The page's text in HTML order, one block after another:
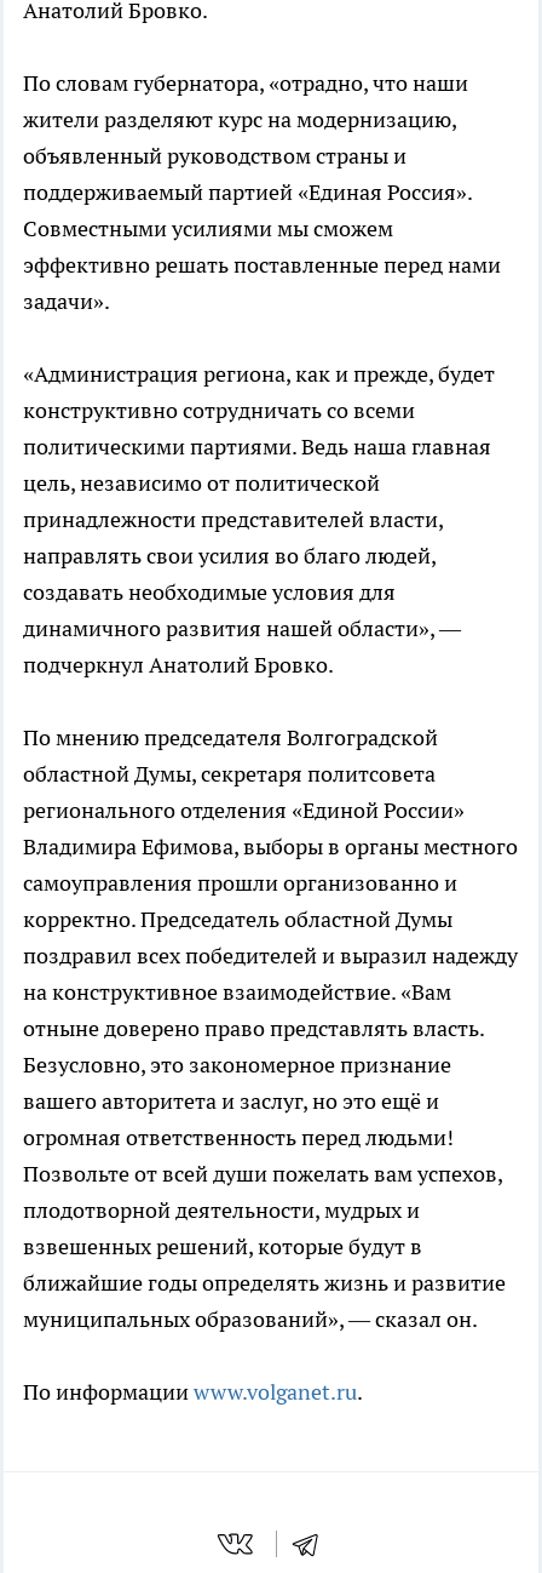
Анатолий Бровко.
По словам губернатора, «отрадно, что наши
жители разделяют курс на модернизацию,
объявленный руководством страны и
поддерживаемый партией «Единая Россия».
Совместными усилиями мы сможем
эффективно решать поставленные перед нами
задачи».
«Администрация региона, как и прежде, будет
конструктивно сотрудничать со всеми
политическими партиями. Ведь наша главная
цель, независимо от политической
принадлежности представителей власти,
направлять свои усилия во благо людей,
создавать необходимые условия для
динамичного развития нашей области», —
подчеркнул Анатолий Бровко.
По мнению председателя Волгоградской
областной Думы, секретаря политсовета
регионального отделения «Единой России»
Владимира Ефимова, выборы в органы местного
самоуправления прошли организованно и
корректно. Председатель областной Думы
поздравил всех победителей и выразил надежду
на конструктивное взаимодействие. «Вам
отныне доверено право представлять власть.
Безусловно, это закономерное признание
вашего авторитета и заслуг, но это ещё и
огромная ответственность перед людьми!
Позвольте от всей души пожелать вам успехов,
плодотворной деятельности, мудрых и
взвешенных решений, которые будут в
ближайшие годы определять жизнь и развитие
муниципальных образований», — сказал он.
По информацииwww.volganet.ru.